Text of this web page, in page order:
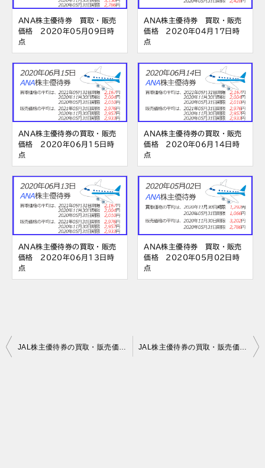
ANA株主優待券 買取・販売
価格 2020年05月09日時
点
ANA株主優待券 買取・販売
価格 2020年04月17日時
点
ANA株主優待券の買取・販売
価格 2020年06月15日時
点
ANA株主優待券の買取・販売
価格 2020年06月14日時
点
ANA株主優待券の買取・販売
価格 2020年06月13日時
点
ANA株主優待券 買取・販売
価格 2020年05月02日時
点
投